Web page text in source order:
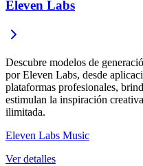
Eleven Labs
Descubre modelos de
por Eleven Labs, desde
plataformas profesionales,
estimulan la inspiración
ilimitada.
Eleven Labs Music
Ver detalles